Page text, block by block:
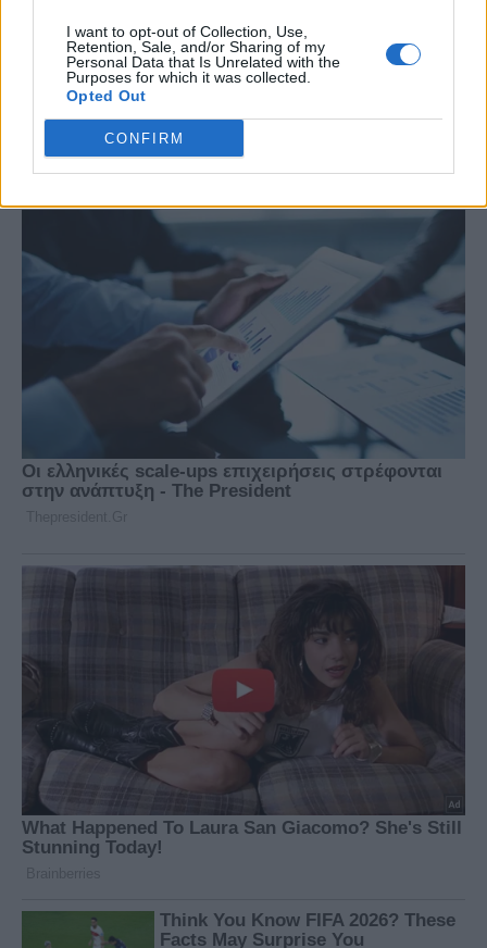
I want to opt-out of Collection, Use,
Retention, Sale, and/or Sharing of my
Personal Data that Is Unrelated with the
Purposes for which it was collected.
Opted Out
CONFIRM